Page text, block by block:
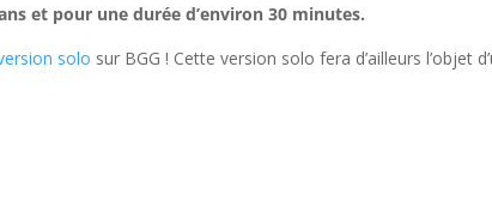
et pour une durée d’environ 30 minutes.
solo sur BGG ! Cette version solo fera d’ailleurs l’objet